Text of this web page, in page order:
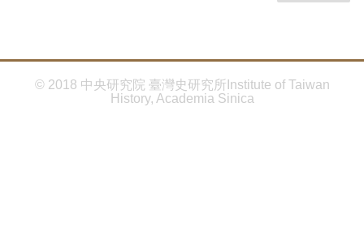
© 2018 中央研究院 臺灣史研究所Institute of Taiwan
History, Academia Sinica